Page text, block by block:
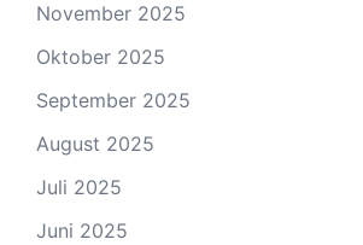
November 2025
Oktober 2025
September 2025
August 2025
Juli 2025
Juni 2025